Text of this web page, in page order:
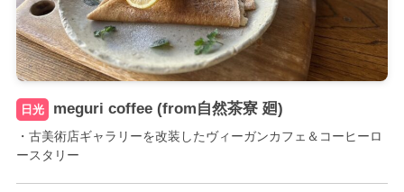
日光 meguri coffee (from自然茶寮 廻)
・古美術店ギャラリーを改装したヴィーガンカフェ＆コーヒーロ
ースタリー